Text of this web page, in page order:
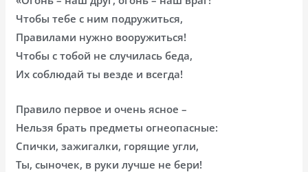
Чтобы тебе с ним подружиться,
Правилами нужно вооружиться!
Чтобы с тобой не случилась беда,
Их соблюдай ты везде и всегда!
Правило первое и очень ясное –
Нельзя брать предметы огнеопасные:
Спички, зажигалки, горящие угли,
Ты, сыночек, в руки лучше не бери!